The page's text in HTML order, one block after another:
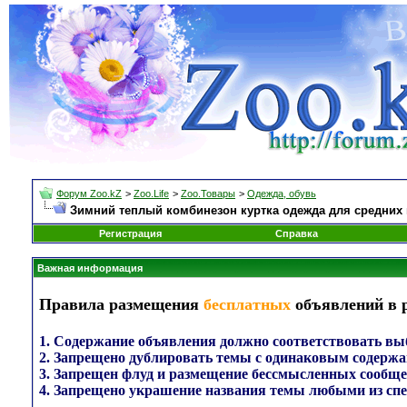
Форум Zoo.kZ > Zoo.Life > Zoo.Товары > Одежда, обувь
Зимний теплый комбинезон куртка одежда для
Регистрация Справка
Важная информация
Правила размещения бесплатных объявлений в
1. Содержание объявления должно соответствовать
2. Запрещено дублировать темы с одинаковым
3. Запрещен флуд и размещение бессмысленных
4. Запрещено украшение названия темы любыми из